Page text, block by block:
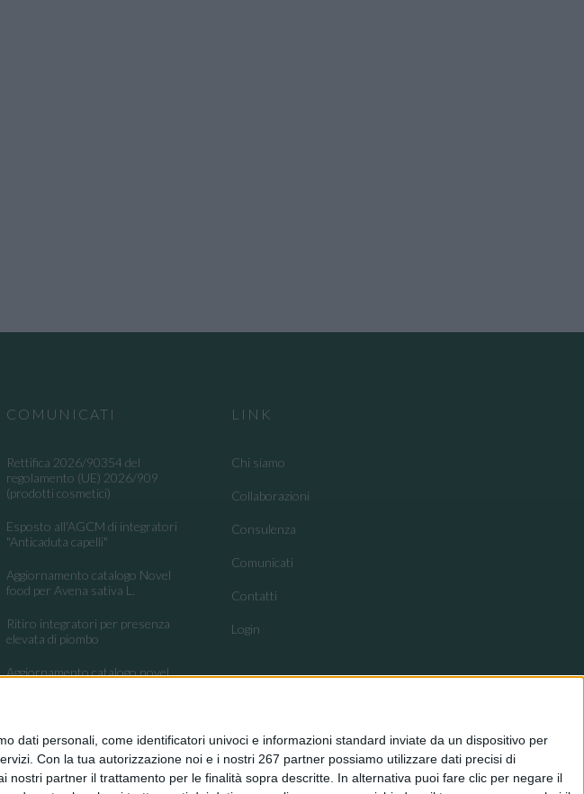
dati personali, come identificatori univoci e informazioni standard inviate da un dispositivo per
Con la tua autorizzazione noi e i nostri 267 partner possiamo utilizzare dati precisi di
partner il trattamento per le finalità sopra descritte. In alternativa puoi fare clic per negare il
COMUNICATI
Rettifica 2026/90354 del
regolamento (UE) 2026/909
(prodotti cosmetici)
Esposto all'AGCM di integratori
"Anticaduta capelli"
Aggiornamento catalogo Novel
food per Avena sativa L.
Ritiro integratori per presenza
elevata di piombo
Aggiornamento catalogo novel
Regolamento (UE) 2026/909
(impiego di alcune sostanze nei
prodotti cosmetici)
LINK
Chi siamo
Collaborazioni
Consulenza
Comunicati
Contatti
Login